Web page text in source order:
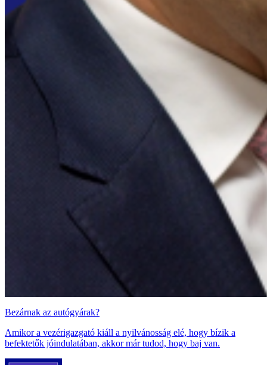
Bezárnak az autógyárak?
Amikor a vezérigazgató kiáll a nyilvánosság elé, hogy bízik a
befektetők jóindulatában, akkor már tudod, hogy baj van.